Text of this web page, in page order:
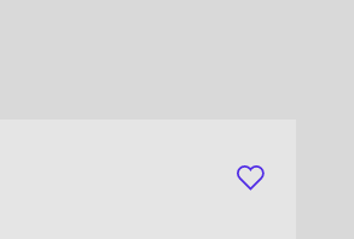
Bewaar